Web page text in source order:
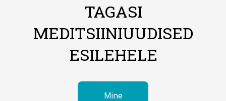
TAGASI
MEDITSIINIUUDISED
ESILEHELE
Mine